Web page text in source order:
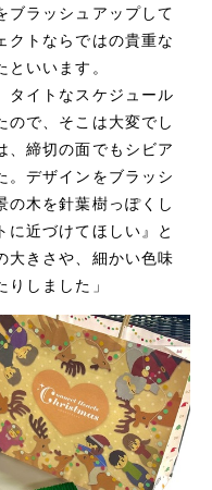
ブラッシュアップして
クトならではの貴重な
いいます。
タイトなスケジュール
ので、そこは大変でし
、締切の面でもシビア
。デザインをブラッシ
の木を針葉樹っぽくし
近づけてほしい』と
大きさや、細かい色味
しました」